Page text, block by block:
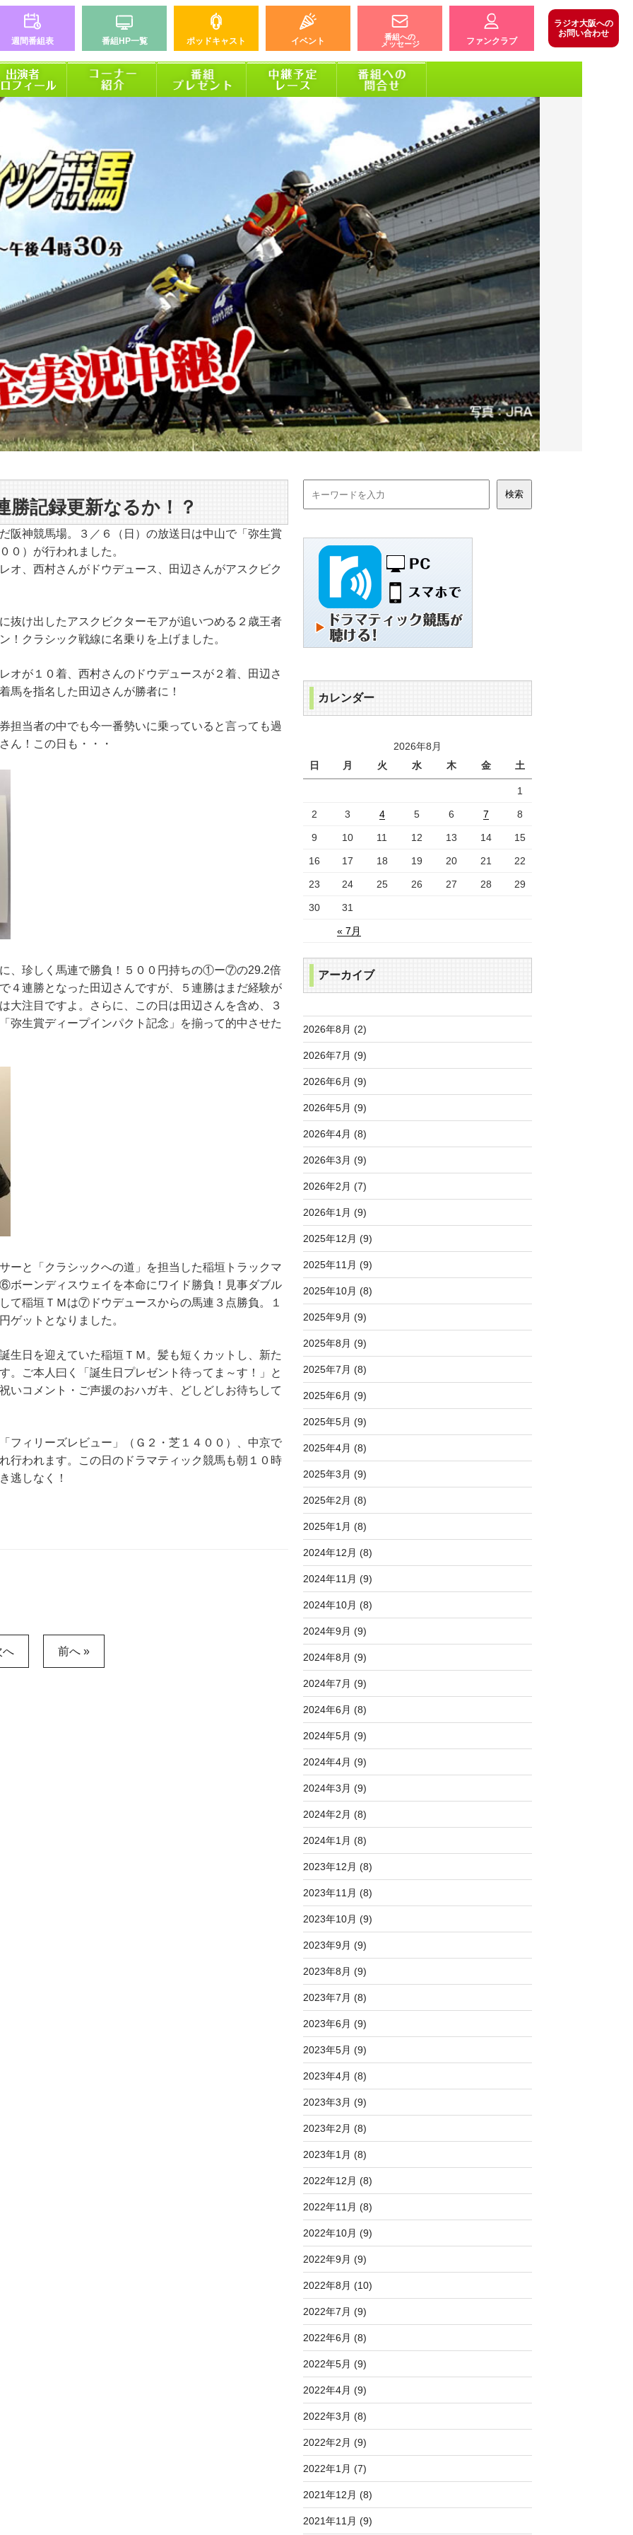
週間番組表 番組HP一覧 ポッドキャスト イベント
番組への
メッセージ
ファンクラブ
ラジオ大阪への
お問い合わせ
記録更新なるか！？
阪神競馬場。３／６（日）の放送日は中山で「弥生賞
０）が行われました。
オ、西村さんがドウデュース、田辺さんがアスクビク
抜け出したアスクビクターモアが追いつめる２歳王者
！クラシック戦線に名乗りを上げました。
オが１０着、西村さんのドウデュースが２着、田辺さ
馬を指名した田辺さんが勝者に！
担当者の中でも今一番勢いに乗っていると言っても過
ん！この日も・・・
、珍しく馬連で勝負！５００円持ちの①ー⑦の29.2倍
４連勝となった田辺さんですが、５連勝はまだ経験が
大注目ですよ。さらに、この日は田辺さんを含め、３
弥生賞ディープインパクト記念」を揃って的中させた
ーと「クラシックへの道」を担当した稲垣トラックマ
ボーンディスウェイを本命にワイド勝負！見事ダブル
て稲垣ＴＭは⑦ドウデュースからの馬連３点勝負。１
ットとなりました。
生日を迎えていた稲垣ＴＭ。髪も短くカットし、新た
。ご本人曰く「誕生日プレゼント待ってま～す！」と
いコメント・ご声援のおハガキ、どしどしお待ちして
フィリーズレビュー」（Ｇ２・芝１４００）、中京で
行われます。この日のドラマティック競馬も朝１０時
逃しなく！
へ 前へ »
カレンダー
2026年8月
日
月 火 水 木 金 土
« 7月
1
2 3 4 5 6 7 8
9 10 11 12 13 14 15
16 17 18 19 20 21 22
23 24 25 26 27 28 29
30 31
アーカイブ
2026年8月 (2)
2026年7月 (9)
2026年6月 (9)
2026年5月 (9)
2026年4月 (8)
2026年3月 (9)
2026年2月 (7)
2026年1月 (9)
2025年12月 (9)
2025年11月 (9)
2025年10月 (8)
2025年9月 (9)
2025年8月 (9)
2025年7月 (8)
2025年6月 (9)
2025年5月 (9)
2025年4月 (8)
2025年3月 (9)
2025年2月 (8)
2025年1月 (8)
2024年12月 (8)
2024年11月 (9)
2024年10月 (8)
2024年9月 (9)
2024年8月 (9)
2024年7月 (9)
2024年6月 (8)
2024年5月 (9)
2024年4月 (9)
2024年3月 (9)
2024年2月 (8)
2024年1月 (8)
2023年12月 (8)
2023年11月 (8)
2023年10月 (9)
2023年9月 (9)
2023年8月 (9)
2023年7月 (8)
2023年6月 (9)
2023年5月 (9)
2023年4月 (8)
2023年3月 (9)
2023年2月 (8)
2023年1月 (8)
2022年12月 (8)
2022年11月 (8)
2022年10月 (9)
2022年9月 (9)
2022年8月 (10)
2022年7月 (9)
2022年6月 (8)
2022年5月 (9)
2022年4月 (9)
2022年3月 (8)
2022年2月 (9)
2022年1月 (7)
2021年12月 (8)
2021年11月 (9)